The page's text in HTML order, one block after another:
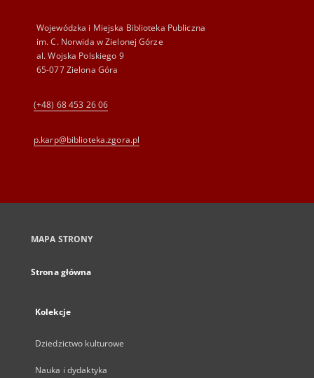
Wojewódzka i Miejska Biblioteka Publiczna
im. C. Norwida w Zielonej Górze
al. Wojska Polskiego 9
65-077 Zielona Góra
(+48) 68 453 26 06
p.karp@biblioteka.zgora.pl
MAPA STRONY
Strona główna
Kolekcje
Dziedzictwo kulturowe
Nauka i dydaktyka